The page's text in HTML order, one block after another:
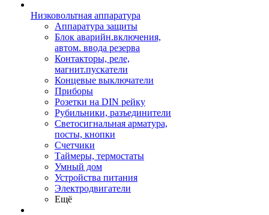
Низковольтная аппаратура
Аппаратура защиты
Блок аварийн.включения,
автом. ввода резерва
Контакторы, реле,
магнит.пускатели
Концевые выключатели
Приборы
Розетки на DIN рейку
Рубильники, разъединители
Светосигнальная арматура,
посты, кнопки
Счетчики
Таймеры, термостаты
Умный дом
Устройства питания
Электродвигатели
Ещё